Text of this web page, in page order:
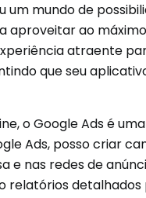
mundo de
aproveitar ao
atraente
que seu
o Google Ads é
Ads, posso criar
e nas redes de
relatórios